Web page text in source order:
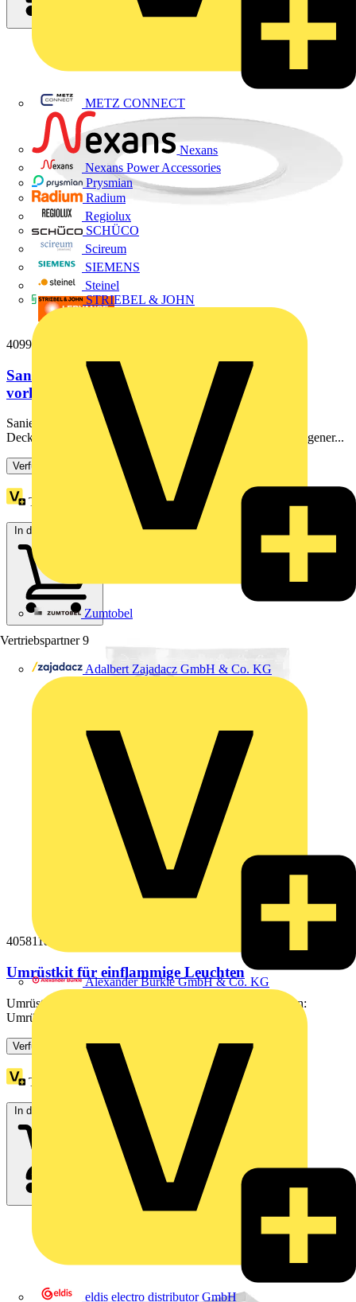
METZ CONNECT
Nexans
Nexans Power Accessories
Prysmian
Radium
Regiolux
SCHÜCO
Scireum
SIEMENS
Steinel
STRIEBEL & JOHN
Zumtobel
Vertriebspartner 9
Adalbert Zajadacz GmbH & Co. KG
Alexander Bürkle GmbH & Co. KG
eldis electro distributor GmbH
4099854013355
Sanierungsringe für die Reduzierung des
vorhandenen Deckenausschnitts
Sanierungsringe für die Reduzierung des vorhandenen
Deckenausschnitts. Produkteigenschaften: Material: tiefgezogener...
Verfügbar: 3 Händler
Treuepunkte:
In den Warenkorb
4058118280612
Umrüstkit für einflammige Leuchten
Umrüstkit für einflammige Leuchten. Produkteigenschaften:
Umrüstkit enthält alle für die Umverdrahtung benötigten...
Verfügbar: 3 Händler
Treuepunkte:1
In den Warenkorb